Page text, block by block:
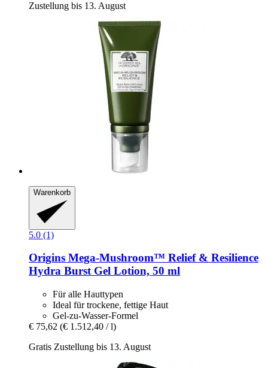
Zustellung bis 13. August
Warenkorb
5.0 (1)
Origins Mega-​Mushroom™ Relief & Resilience
Hydra Burst Gel Lotion, 50 ml
Für alle Hauttypen
Ideal für trockene, fettige Haut
Gel-zu-Wasser-Formel
€ 75,62 (€ 1.512,40 / l)
Gratis Zustellung bis 13. August